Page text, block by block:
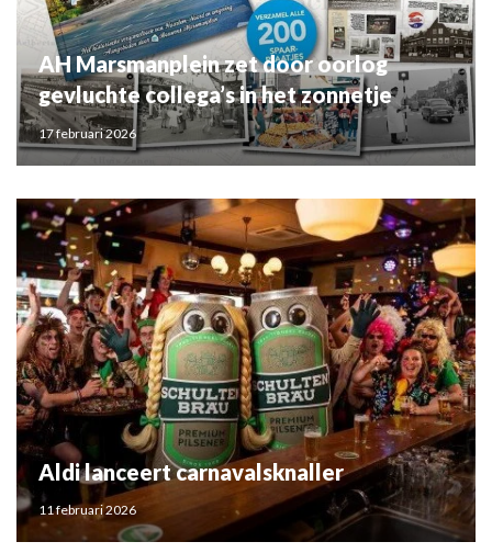
AH Marsmanplein zet door oorlog
gevluchte collega’s in het zonnetje
17 februari 2026
Aldi lanceert carnavalsknaller
11 februari 2026